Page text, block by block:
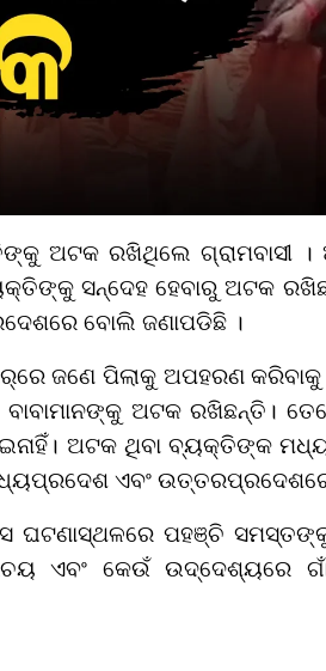
ଅଟକ ରଖିଥିଲେ ଗ୍ରାମବାସୀ ।
ସନ୍ଦେହ ହେବାରୁ ଅଟକ
ବୋଲି ଜଣାପଡିଛି ।
ଜଣେ ପିଲାକୁ ଅପହରଣ କରିବାକୁ
ଅଟକ ରଖିଛନ୍ତି।
ଅଟକ ଥିବା ବ୍ୟକ୍ତିଙ୍କ
ଏବଂ ଉତ୍ତରପ୍ରଦେଶରେ
ଘଟଣାସ୍ଥଳରେ ପହଞ୍ଚି ସମସ୍ତ
ଏବଂ କେଉଁ ଉଦ୍ଦେଶ୍ୟରେ